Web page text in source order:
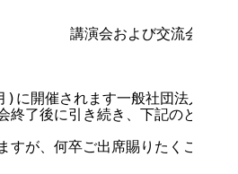
講演会および交流会のご
に開催されます一般社団法人日本
終了後に引き続き、下記のとおり
すが、何卒ご出席賜りたくご案内